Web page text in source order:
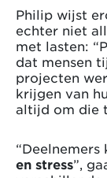
Philip wijst
echter niet
met lasten:
dat mensen
projecten
krijgen van
altijd om die
en stress”,